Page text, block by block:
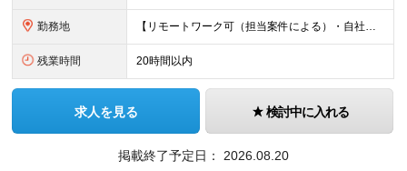
勤務地 【リモートワーク可（担当案件による）・自社開発あり】 東京本社（中央区）または都内近郊（新宿・大手町・横浜・大宮・品川）・大阪市・新潟市などのプロジェクト先 ※勤務先は相談して決定します。 ※転勤は
残業時間 20時間以内
求人を見る 検討中に入れる
掲載終了予定日： 2026.08.20